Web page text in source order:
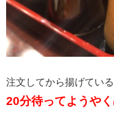
注文してから揚げてい
20分待ってようや